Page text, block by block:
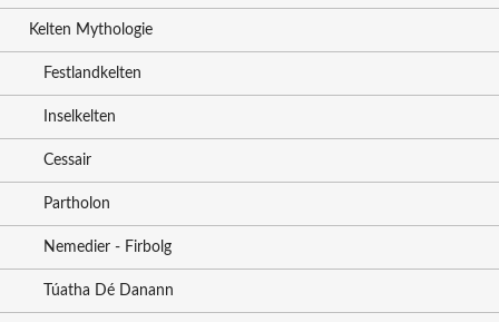
Kelten Mythologie
Festlandkelten
Inselkelten
Cessair
Partholon
Nemedier - Firbolg
Túatha Dé Danann